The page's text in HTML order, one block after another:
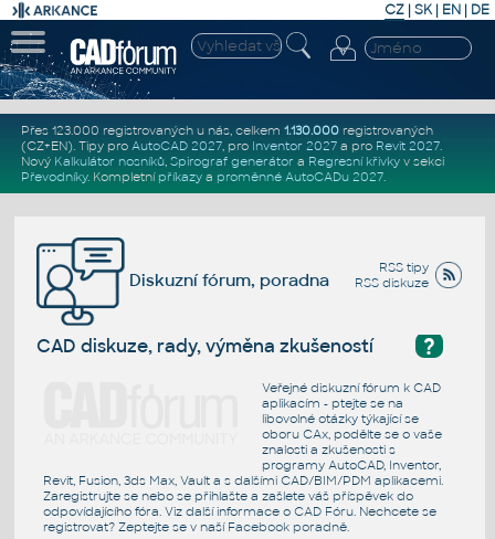
CZ | SK| EN | DE
Přes 123.000 registrovaných u nás, celkem 1.130.000registrovaných
(CZ+EN). Tipy pro AutoCAD 2027, pro Inventor 2027a pro Revit 2027.
Nový Kalkulátor nosníků, Spirograf generátor a Regresní křivkyv sekci
Převodníky. Kompletní příkazya proměnné AutoCADu 2027.
RSS tipy
RSS diskuze
Diskuzní fórum, poradna
?
CAD diskuze, rady, výměna zkušeností
Veřejné diskuzní fórum k CAD
aplikacím - ptejte se na
libovolné otázky týkající se
oboru CAx, podělte se o vaše
znalosti a zkušenosti s
programy AutoCAD, Inventor,
Revit, Fusion, 3ds Max, Vault a s dalšími CAD/BIM/PDM aplikacemi.
Zaregistrujte se nebo se přihlašte a zašlete váš příspěvek do
odpovídajícího fóra. Viz další informace o CAD Fóru. Nechcete se
registrovat? Zeptejte se v naší Facebook poradně.